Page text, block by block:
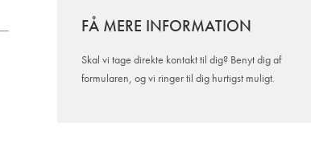
FÅ MERE INFORMATION
Skal vi tage direkte kontakt til dig? Benyt dig af
formularen, og vi ringer til dig hurtigst muligt.